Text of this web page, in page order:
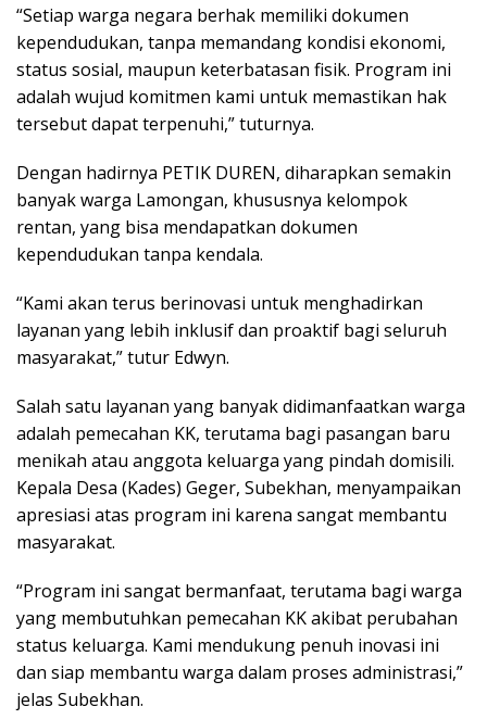
“Setiap warga negara berhak memiliki dokumen
kependudukan, tanpa memandang kondisi ekonomi,
status sosial, maupun keterbatasan fisik. Program ini
adalah wujud komitmen kami untuk memastikan hak
tersebut dapat terpenuhi,” tuturnya.
Dengan hadirnya PETIK DUREN, diharapkan semakin
banyak warga Lamongan, khususnya kelompok
rentan, yang bisa mendapatkan dokumen
kependudukan tanpa kendala.
“Kami akan terus berinovasi untuk menghadirkan
layanan yang lebih inklusif dan proaktif bagi seluruh
masyarakat,” tutur Edwyn.
Salah satu layanan yang banyak didimanfaatkan warga
adalah pemecahan KK, terutama bagi pasangan baru
menikah atau anggota keluarga yang pindah domisili.
Kepala Desa (Kades) Geger, Subekhan, menyampaikan
apresiasi atas program ini karena sangat membantu
masyarakat.
“Program ini sangat bermanfaat, terutama bagi warga
yang membutuhkan pemecahan KK akibat perubahan
status keluarga. Kami mendukung penuh inovasi ini
dan siap membantu warga dalam proses administrasi,”
jelas Subekhan.